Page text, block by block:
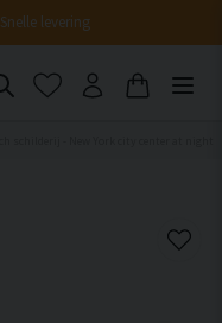
Snelle levering